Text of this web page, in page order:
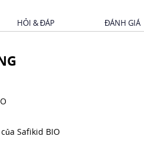
HỎI & ĐÁP ĐÁNH GIÁ
Safikid BIO